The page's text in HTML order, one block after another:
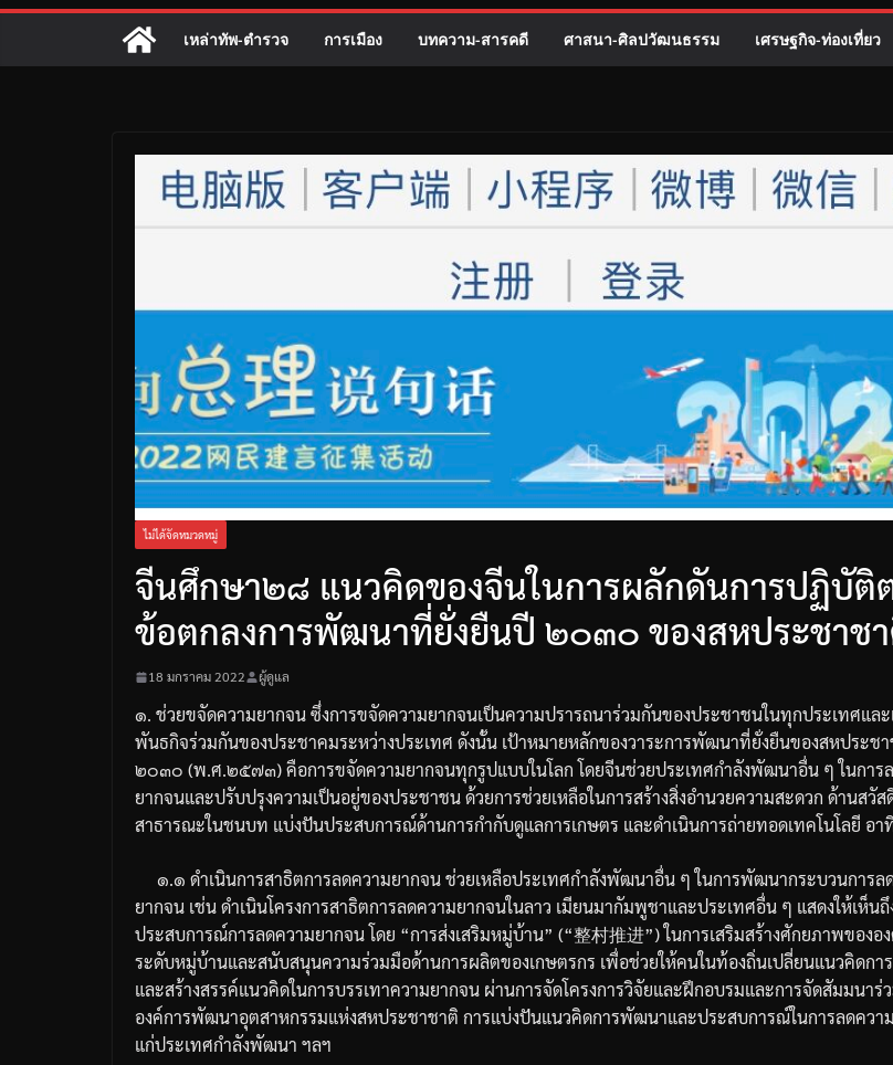
เหล่าทัพ-ตำรวจ การเมือง บทความ-สารคดี ศาสนา-ศิลปวัฒนธรรม เศรษฐกิจ-ท่องเที่ยว
ไม่ได้จัดหมวดหมู่
จีนศึกษา๒๘ แนวคิดของจีนในการผลักดันการปฏิบัติ
ข้อตกลงการพัฒนาที่ยั่งยืนปี ๒๐๓๐ ของสหประชาช
18 มกราคม 2022 ผู้ดูแล
๑. ช่วยขจัดความยากจนซึ่งการขจัดความยากจนเป็นความปรารถนาร่วมกันของประชาชนในทุกประเทศแล
พันธกิจร่วมกันของประชาคมระหว่างประเทศ ดังนั้น เป้าหมายหลักของวาระการพัฒนาที่ยั่งยืนของสหประช
๒๐๓๐ (พ.ศ.๒๕๗๓)คือการขจัดความยากจนทุกรูปแบบในโลก โดยจีนช่วยประเทศกำลังพัฒนาอื่น ๆ ในการ
ยากจนและปรับปรุงความเป็นอยู่ของประชาชนด้วยการช่วยเหลือในการสร้างสิ่งอำนวยความสะดวก ด้านสวัส
สาธารณะในชนบท แบ่งปันประสบการณ์ด้านการกำกับดูแลการเกษตร และดำเนินการถ่ายทอดเทคโนโลยี อา
๑.๑ ดำเนินการสาธิตการลดความยากจนช่วยเหลือประเทศกำลังพัฒนาอื่น ๆ ในการพัฒนากระบวนการล
ยากจน เช่นดำเนินโครงการสาธิตการลดความยากจนในลาว เมียนมากัมพูชาและประเทศอื่น ๆ แสดงให้เห็นถึ
ประสบการณ์การลดความยากจนโดย “การส่งเสริมหมู่บ้าน” (“整村推进”)ในการเสริมสร้างศักยภาพของอ
ระดับหมู่บ้านและสนับสนุนความร่วมมือด้านการผลิตของเกษตรกร เพื่อช่วยให้คนในท้องถิ่นเปลี่ยนแนวคิดก
และสร้างสรรค์แนวคิดในการบรรเทาความยากจน ผ่านการจัดโครงการวิจัยและฝึกอบรมและการจัดสัมมนาร่
องค์การพัฒนาอุตสาหกรรมแห่งสหประชาชาติ การแบ่งปันแนวคิดการพัฒนาและประสบการณ์ในการลดควา
แก่ประเทศกำลังพัฒนา ฯลฯ